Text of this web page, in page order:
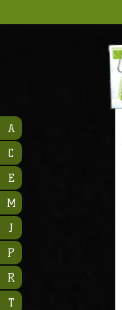
A
C
E
M
J
P
R
T